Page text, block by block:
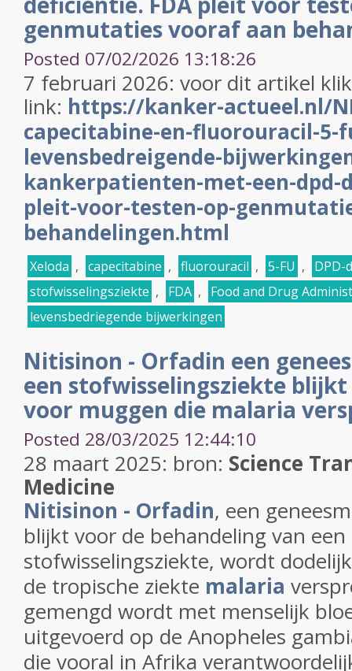
genmutaties vooraf aan
Posted 07/02/2026 13:18:26
7 februari 2026: voor dit artikel
link: https://kanker-actueel.nl/
capecitabine-en-fluorouracil-5-
levensbedreigende-
kankerpatienten-met-een-dpd-
pleit-voor-testen-op-
behandelingen.html
Xeloda , capecitabine , fluorouracil , 5-FU ,
DPD-
stofwisselingsziekte , FDA ,
Food and Drug
levensbedriegende bijwerkingen
Nitisinon - Orfadin een
een stofwisselingsziekte
voor muggen die malaria
Posted 28/03/2025 12:44:10
28 maart 2025: bron: Science
Medicine
Nitisinon - Orfadin, een
blijkt voor de behandeling van een
stofwisselingsziekte, wordt
de tropische ziekte malaria
gemengd wordt met menselijk
uitgevoerd op de Anopheles
die vooral in Afrika